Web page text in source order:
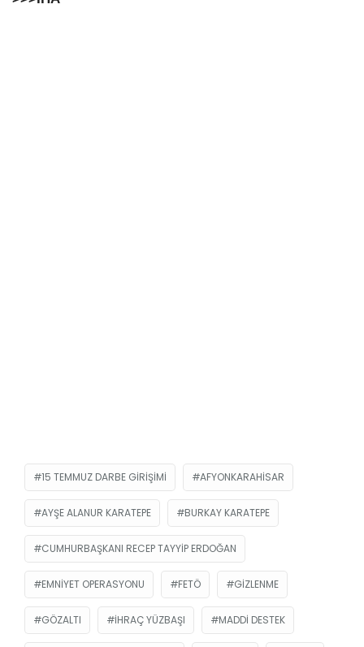
15 TEMMUZ DARBE GIRIŞIMI AFYONKARAHISAR
AYŞE ALANUR KARATEPE BURKAY KARATEPE
CUMHURBAŞKANI RECEP TAYYIP ERDOĞAN
EMNIYET OPERASYONU FETÖ GIZLENME
GÖZALTI IHRAÇ YÜZBAŞI MADDI DESTEK